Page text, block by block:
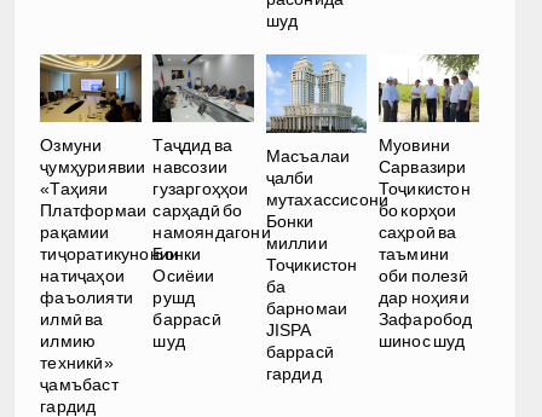
шуд
Озмуни
ҷумҳуриявии
«Таҳияи
Платформаи
рақамии
тиҷоратикунонии
натиҷаҳои
фаъолияти
илмӣ ва
илмию
техникӣ»
ҷамъбаст
гардид
Таҷдид ва
навсозии
гузаргоҳҳои
сарҳадӣ бо
намояндагони
Бонки
Осиёии
рушд
баррасӣ
шуд
Масъалаи
ҷалби
мутахассисони
Бонки
миллии
Тоҷикистон
ба
барномаи
JISPA
баррасӣ
гардид
Муовини
Сарвазири
Тоҷикистон
бо корҳои
саҳроӣ ва
таъмини
оби полезӣ
дар ноҳияи
Зафаробод
шинос шуд